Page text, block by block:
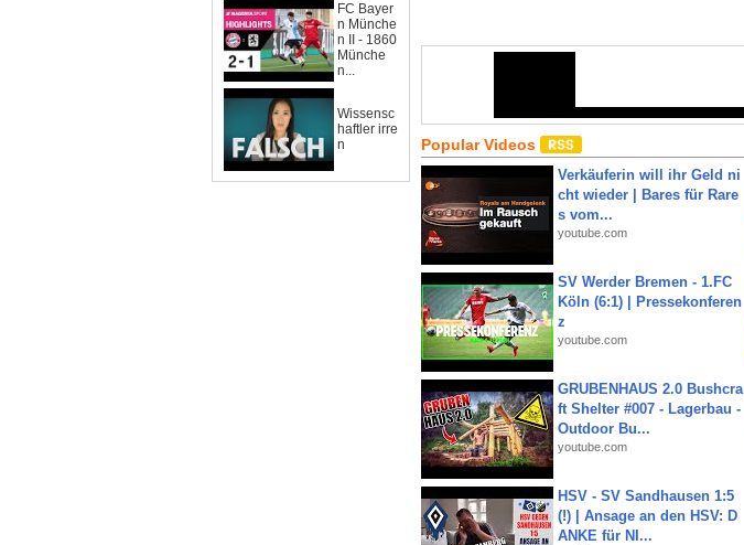
FC Bayer
n Münche
n II - 1860
Münche
n...
Wissensc
haftler irre
n
Popular Videos
Verkäuferin will ihr Geld ni
cht wieder | Bares für Rare
s vom...
youtube.com
SV Werder Bremen - 1.FC
Köln (6:1) | Pressekonferen
z
youtube.com
GRUBENHAUS 2.0 Bushcra
ft Shelter #007 - Lagerbau -
Outdoor Bu...
youtube.com
HSV - SV Sandhausen 1:5
(!) | Ansage an den HSV: D
ANKE für NI...